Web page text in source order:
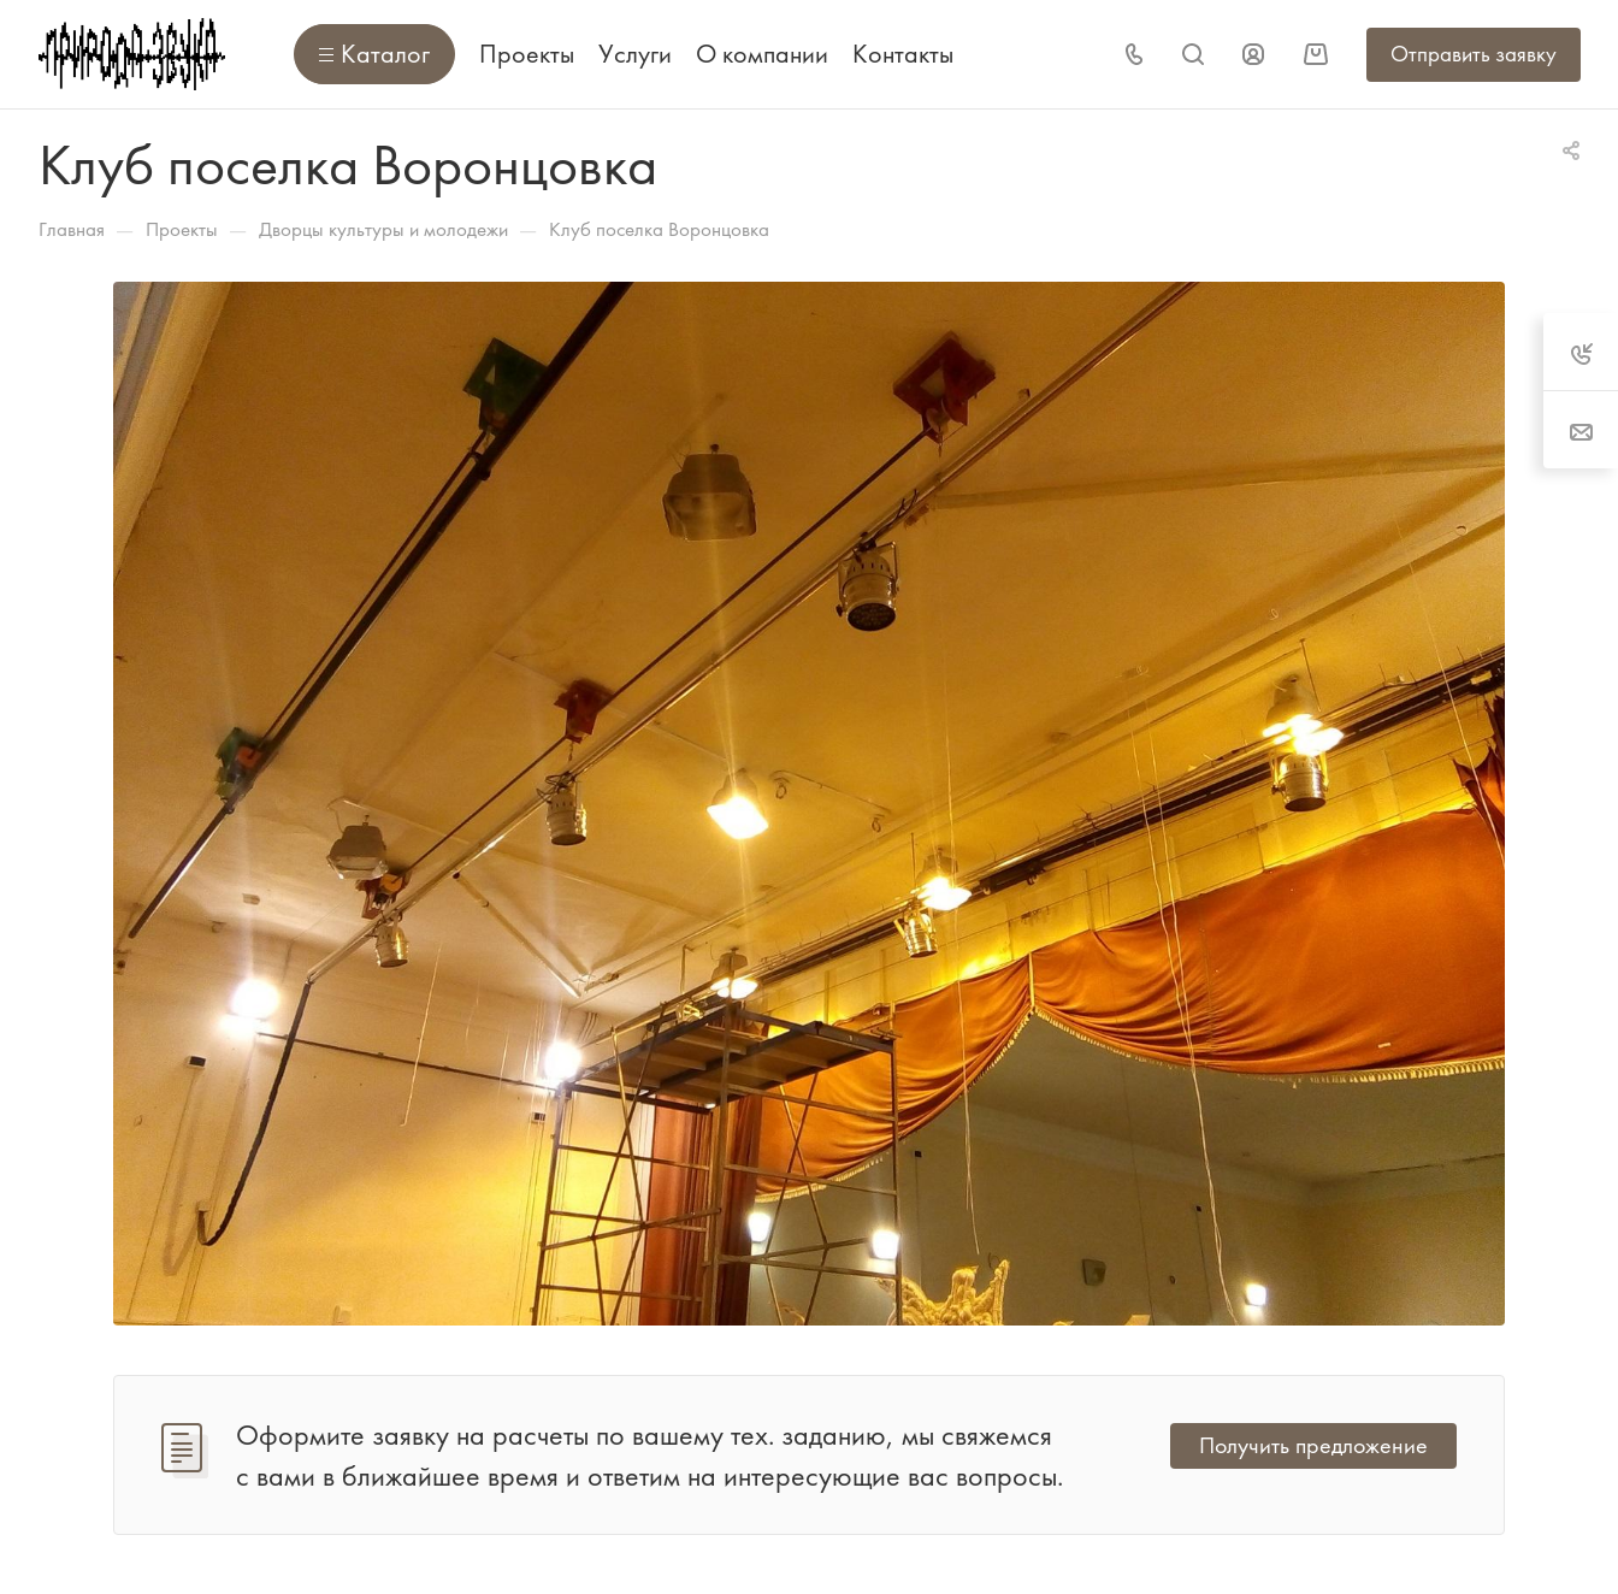
Каталог Проекты Услуги О компании Контакты Отправить заявку
Клуб поселка Воронцовка
Главная — Проекты — Дворцы культуры и молодежи — Клуб поселка Воронцовка
Оформите заявку на расчеты по вашему тех. заданию, мы свяжемся
с вами в ближайшее время и ответим на интересующие вас вопросы.
Получить предложение